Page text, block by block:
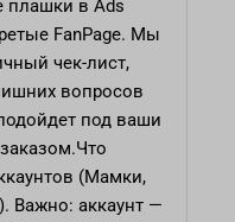
плашки в Ads
FanPage. Мы
чек-лист,
вопросов
под ваши
(Мамки,
Важно: аккаунт —